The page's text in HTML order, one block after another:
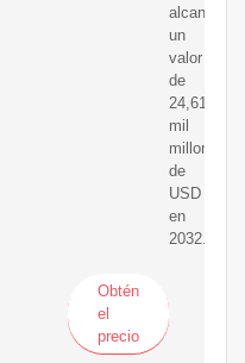
alcanzar
un
valor
de
24,61
mil
millones
de
USD
en
2032.
Obtén
el
precio